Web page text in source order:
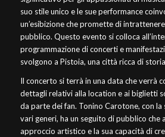
suo stile unico e le sue performance
un’esibizione che promette di
pubblico. Questo evento si colloca
programmazione di concerti e
svolgono a Pistoia, una città ricca di
Il concerto si terrà in una data che verrà
dettagli relativi alla location e ai biglietti
da parte dei fan. Tonino Carotone, con la
vari generi, ha un seguito di pubblico che
approccio artistico e la sua capacità di